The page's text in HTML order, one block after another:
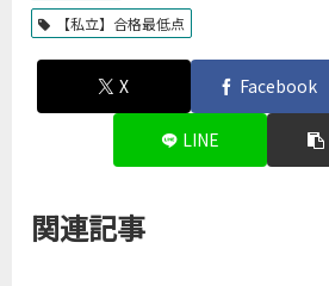
【私立】合格最低点
X Facebook
LINE
関連記事